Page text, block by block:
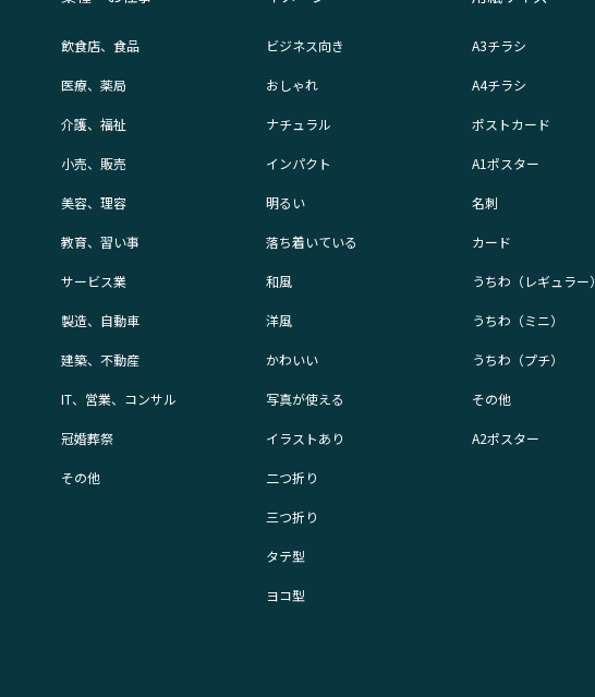
飲食店、食品
医療、薬局
介護、福祉
小売、販売
美容、理容
教育、習い事
サービス業
製造、自動車
建築、不動産
IT、営業、コンサル
冠婚葬祭
その他
ビジネス向き
おしゃれ
ナチュラル
インパクト
明るい
落ち着いている
和風
洋風
かわいい
写真が使える
イラストあり
二つ折り
三つ折り
タテ型
ヨコ型
A3チラシ
A4チラシ
ポストカード
A1ポスター
名刺
カード
うちわ（レギュラー）
うちわ（ミニ）
うちわ（プチ）
その他
A2ポスター